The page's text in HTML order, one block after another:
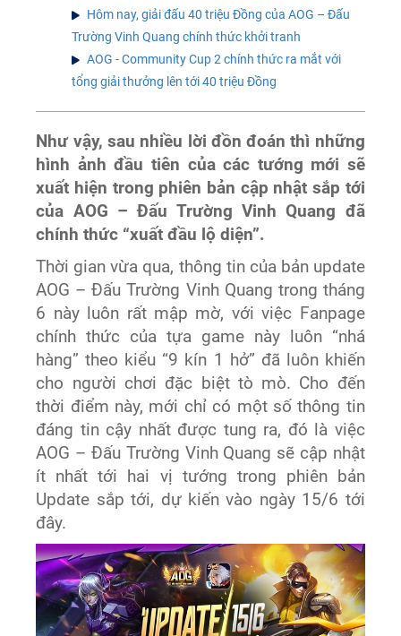
Hôm nay, giải đấu 40 triệu Đồng của AOG – Đấu
Trường Vinh Quang chính thức khởi tranh
AOG - Community Cup 2 chính thức ra mắt với
tổng giải thưởng lên tới 40 triệu Đồng
Như vậy, sau nhiều lời đồn đoán thì những
hình ảnh đầu tiên của các tướng mới sẽ
xuất hiện trong phiên bản cập nhật sắp tới
của AOG – Đấu Trường Vinh Quang đã
chính thức “xuất đầu lộ diện”.
Thời gian vừa qua, thông tin của bản update
AOG – Đấu Trường Vinh Quang trong tháng
6 này luôn rất mập mờ, với việc Fanpage
chính thức của tựa game này luôn “nhá
hàng” theo kiểu “9 kín 1 hở” đã luôn khiến
cho người chơi đặc biệt tò mò. Cho đến
thời điểm này, mới chỉ có một số thông tin
đáng tin cậy nhất được tung ra, đó là việc
AOG – Đấu Trường Vinh Quang sẽ cập nhật
ít nhất tới hai vị tướng trong phiên bản
Update sắp tới, dự kiến vào ngày 15/6 tới
đây.